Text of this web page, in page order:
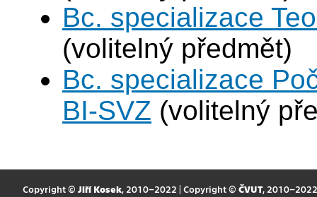
Bc. specializace
(volitelný předmět)
Bc. specializace
BI-SVZ (volitelný
Copyright © Jiří Kosek, 2010–2022 | Copyright © ČVUT, 2010–2022